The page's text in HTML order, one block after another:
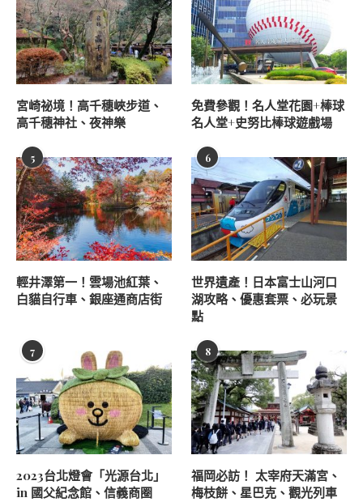
宮崎祕境！高千穗峽步道、
高千穗神社、夜神樂
免費參觀！名人堂花園+棒球
名人堂+史努比棒球遊戲場
5
輕井澤第一！雲場池紅葉、
白貓自行車、銀座通商店街
6
世界遺產！日本富士山河口
湖攻略、優惠套票、必玩景
點
7
2023台北燈會「光源台北」
in 國父紀念館、信義商圈
8
福岡必訪！ 太宰府天滿宮、
梅枝餅、星巴克、觀光列車